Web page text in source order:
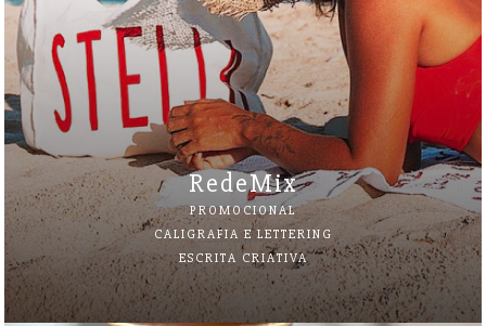
RedeMix
PROMOCIONAL
CALIGRAFIA E LETTERING
ESCRITA CRIATIVA